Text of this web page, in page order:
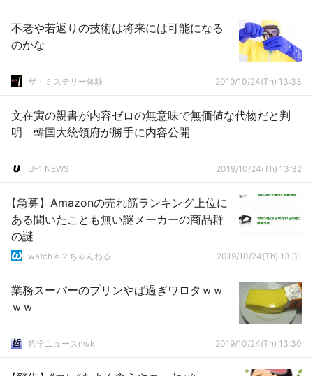
不老や若返りの技術は将来には可能になる
のかな
ザ・ミステリー体験 2019/10/24(Th) 13:33
文在寅の親書が内容ゼロの無意味で無価値な代物だと判
明 韓国大統領府が勝手に内容公開
U-1 NEWS 2019/10/24(Th) 13:32
【急募】Amazonの売れ筋ランキング上位に
ある聞いたことも無い謎メーカーの商品群
の謎
watch＠２ちゃんねる 2019/10/24(Th) 13:31
業務スーパーのプリンやば過ぎワロタｗｗ
ｗｗ
哲学ニュースnwk 2019/10/24(Th) 13:30